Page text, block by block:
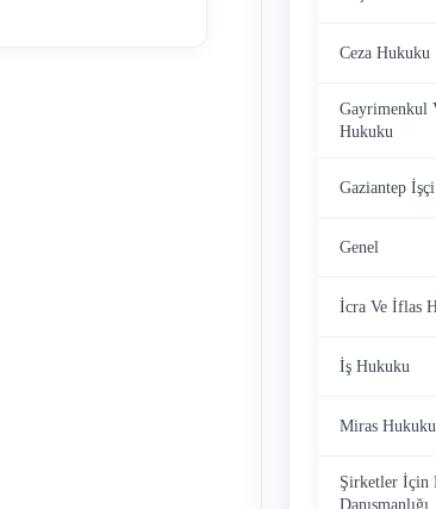
Ceza Hukuku
Gayrimenkul
Hukuku
Gaziantep
Genel
İcra Ve İflas
İş Hukuku
Miras Hukuku
Şirketler İçin
Danışmanlığı